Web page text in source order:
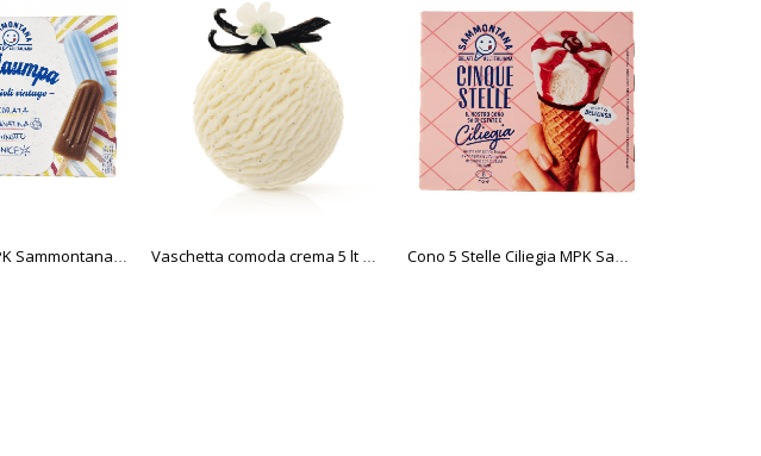
Dadaumpa MPK Sammontana 8 pz Vaschetta comoda crema 5 lt Sammontana Cono 5 Stelle Ciliegia MPK Sammontana 6 pz